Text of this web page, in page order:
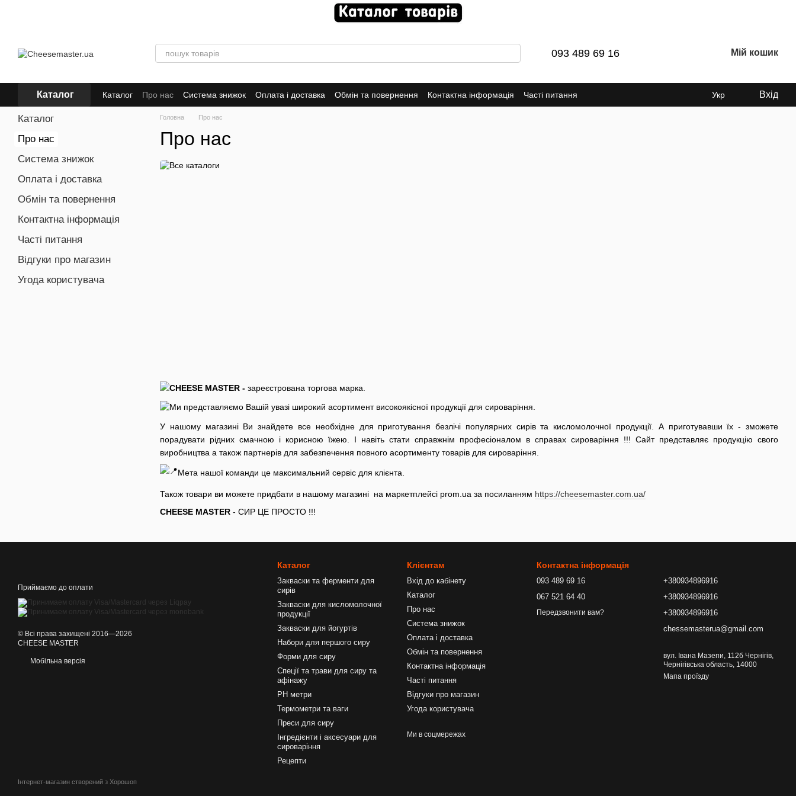
093 489 69 16 Мій кошик
Каталог Каталог Про нас Система знижок Оплата і доставка Обмін та повернення Контактна інформація
Часті питання
Відгуки про магазин
Угода користувача
Укр Вхід
Головна Про нас
Про нас
СHEESE MASTER - зареєстрована торгова марка.
Ми представляємо Вашій увазі широкий асортимент високоякісної продукції для сироваріння.
У нашому магазині Ви знайдете все необхідне для приготування безлічі популярних сирів та кисломолочної продукції. А приготувавши їх - зможете
порадувати рідних смачною і корисною їжею. І навіть стати справжнім професіоналом в справах сироваріння !!! Сайт представляє продукцію свого
виробництва а також партнерів для забезпечення повного асортименту товарів для сироваріння.
Мета нашої команди це максимальний сервіс для клієнта.
Також товари ви можете придбати в нашому магазині на маркетплейсі prom.ua за посиланням https://cheesemaster.com.ua/
СHEESE MASTER - СИР ЦЕ ПРОСТО !!!
Каталог
Про нас
Система знижок
Оплата і доставка
Обмін та повернення
Контактна інформація
Часті питання
Відгуки про магазин
Угода користувача
Приймаємо до оплати
© Всі права захищені 2016—2026
CHEESE MASTER
Мобільна версія
Інтернет-магазин створений з Хорошоп
Каталог
Закваски та ферменти для
сирів
Закваски для кисломолочної
продукції
Закваски для йогуртів
Набори для першого сиру
Форми для сиру
Спеції та трави для сиру та
афінажу
PH метри
Термометри та ваги
Преси для сиру
Інгредієнти і аксесуари для
сироваріння
Рецепти
Клієнтам
Вхід до кабінету
Каталог
Про нас
Система знижок
Оплата і доставка
Обмін та повернення
Контактна інформація
Часті питання
Відгуки про магазин
Угода користувача
Ми в соцмережах
Контактна інформація
093 489 69 16
067 521 64 40
Передзвонити вам?
+380934896916
+380934896916
+380934896916
chessemasterua@gmail.com
вул. Івана Мазепи, 112б Чернігів,
Чернігівська область, 14000
Мапа проїзду